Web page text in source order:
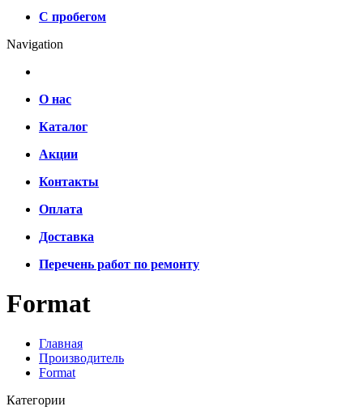
С пробегом
Navigation
О нас
Каталог
Акции
Контакты
Оплата
Доставка
Перечень работ по ремонту
Format
Главная
Производитель
Format
Категории